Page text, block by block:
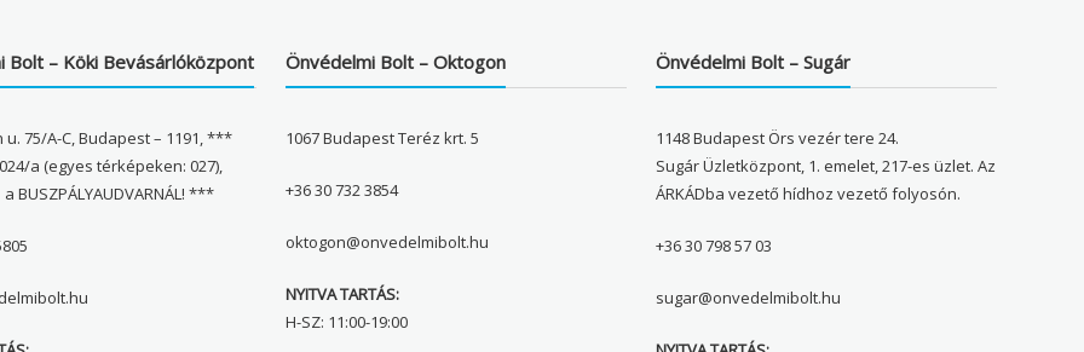
Bolt – Köki Bevásárlóközpont
u. 75/A-C, Budapest – 1191, ***
024/a (egyes térképeken: 027),
BUSZPÁLYAUDVARNÁL! ***
Önvédelmi Bolt – Oktogon
1067 Budapest Teréz krt. 5
+36 30 732 3854
oktogon@onvedelmibolt.hu
NYITVA TARTÁS:
H-SZ: 11:00-19:00
Önvédelmi Bolt – Sugár
1148 Budapest Örs vezér tere 24.
Sugár Üzletközpont, 1. emelet, 217-es üzlet. Az
ÁRKÁDba vezető hídhoz vezető folyosón.
+36 30 798 57 03
sugar@onvedelmibolt.hu